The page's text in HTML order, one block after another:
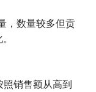
，数量较多但贡
照销售额从高到